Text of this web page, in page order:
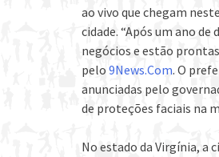
ao vivo que chegam
cidade. “Após um ano
negócios e estão
pelo 9News.Com. O
anunciadas pelo
de proteções faciais na
No estado da Virgínia, a